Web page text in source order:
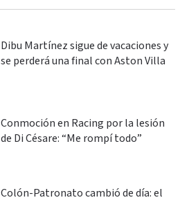
Dibu Martínez sigue de vacaciones y
se perderá una final con Aston Villa
Conmoción en Racing por la lesión
de Di Césare: “Me rompí todo”
Colón-Patronato cambió de día: el